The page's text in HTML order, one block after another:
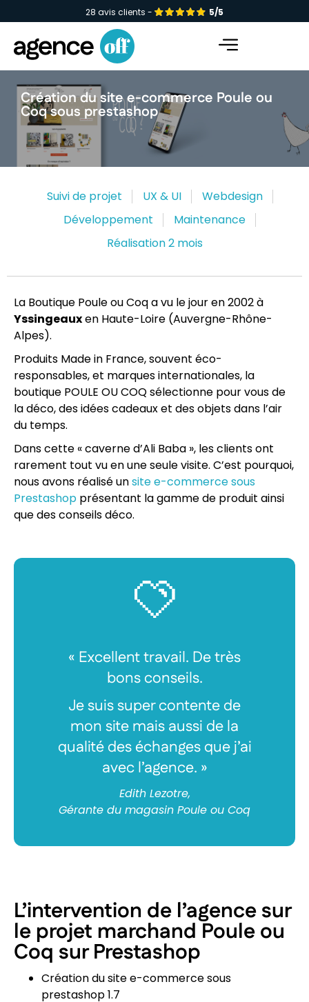
28 avis clients - 5/5
Création du site e-commerce Poule ou
Coq sous prestashop
Suivi de projet UX & UI
Webdesign
Développement
Maintenance
Réalisation 2 mois
La Boutique Poule ou Coq a vu le jour en 2002 à
Yssingeauxen Haute-Loire (Auvergne-Rhône-
Alpes).
Produits Made in France, souvent éco-
responsables, et marques internationales, la
boutique POULE OU COQ sélectionne pour vous de
la déco, des idées cadeaux et des objets dans l’air
du temps.
Dans cette « caverne d’Ali Baba », les clients ont
rarement tout vu en une seule visite. C’est pourquoi,
nous avons réalisé unsite e-commerce sous
Prestashop présentant la gamme de produit ainsi
que des conseils déco.
« Excellent travail. De très
bons conseils.
Je suis super contente de
mon site mais aussi de la
qualité des échanges que j’ai
avec l’agence. »
Edith Lezotre,
Gérante du magasin Poule ou Coq
L’intervention de l’agence sur
le projet marchand Poule ou
Coq sur Prestashop
Création du site e-commerce sous
prestashop 1.7